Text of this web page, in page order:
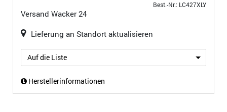
Best.-Nr.: LC427XLY
Versand Wacker 24
Lieferung an Standort aktualisieren
Auf die Liste
Herstellerinformationen